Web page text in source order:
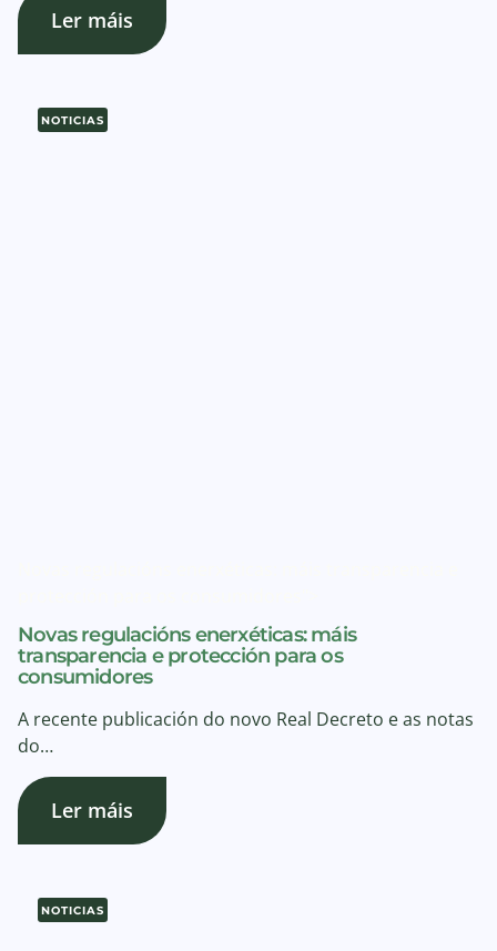
Ler máis
NOTICIAS
Novas regulacións enerxéticas: máis
transparencia e protección para os
consumidores
A recente publicación do novo Real Decreto e as notas
do…
Ler máis
NOTICIAS